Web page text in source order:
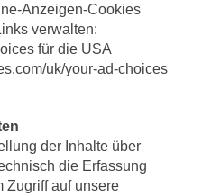
Anzeigen-Cookies
verwalten:
für die USA
uk/your-ad-choices
der Inhalte über
die Erfassung
Zugriff auf unsere